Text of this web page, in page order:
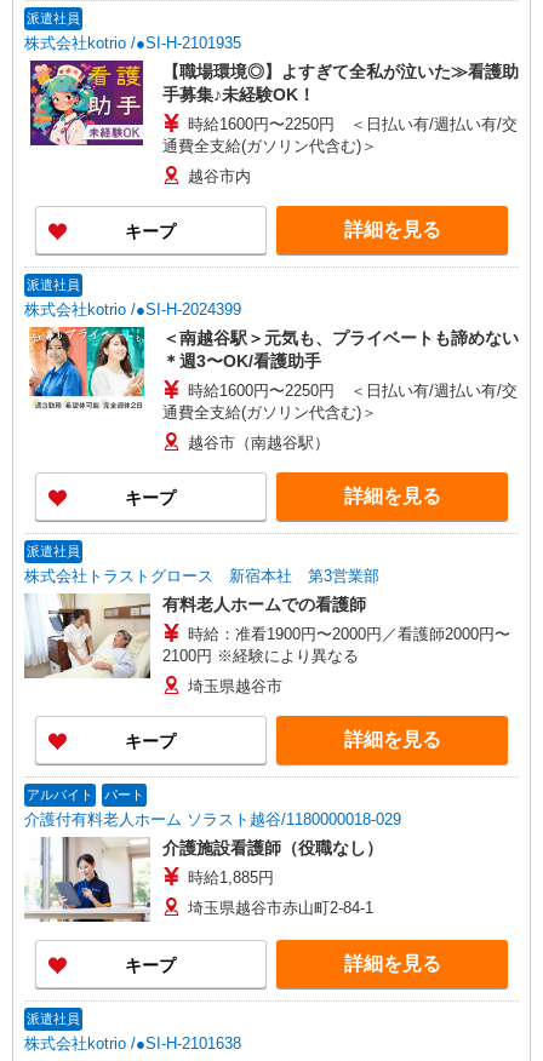
派遣社員
株式会社kotrio /●SI-H-2101935
【職場環境◎】よすぎて全私が泣いた≫看護助
手募集♪未経験OK！
時給1600円〜2250円 ＜日払い有/週払い有/交
通費全支給(ガソリン代含む)＞
越谷市内
キープ 詳細を見る
派遣社員
株式会社kotrio /●SI-H-2024399
＜南越谷駅＞元気も、プライベートも諦めない
＊週3〜OK/看護助手
時給1600円〜2250円 ＜日払い有/週払い有/交
通費全支給(ガソリン代含む)＞
越谷市（南越谷駅）
キープ 詳細を見る
派遣社員
株式会社トラストグロース 新宿本社 第3営業部
有料老人ホームでの看護師
時給：准看1900円〜2000円／看護師2000円〜
2100円 ※経験により異なる
埼玉県越谷市
キープ 詳細を見る
アルバイト パート
介護付有料老人ホーム ソラスト越谷/1180000018-029
介護施設看護師（役職なし）
時給1,885円
埼玉県越谷市赤山町2-84-1
キープ 詳細を見る
派遣社員
株式会社kotrio /●SI-H-2101638